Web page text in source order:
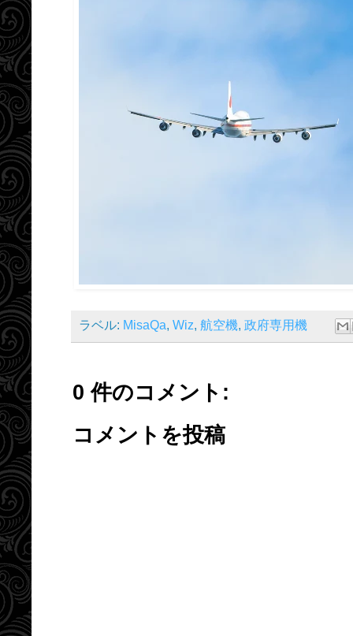
ラベル: MisaQa, Wiz, 航空機, 政府専用機
0 件のコメント:
コメントを投稿